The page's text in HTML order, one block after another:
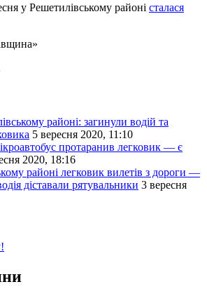
у Решетилівському районі сталася
районі: загинули водій та
5 вересня 2020, 11:10
протаранив легковик — є
2020, 18:16
районі легковик вилетів з дороги —
діставали рятувальники 3 вересня